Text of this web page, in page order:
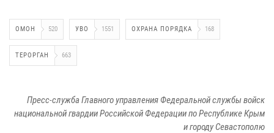
ОМОН 520 УВО 1551 ОХРАНА ПОРЯДКА 168
ТЕРОРГАН 663
Пресс-служба Главного управления Федеральной службы войск
национальной гвардии Российской Федерации по Республике Крым
и городу Севастополю